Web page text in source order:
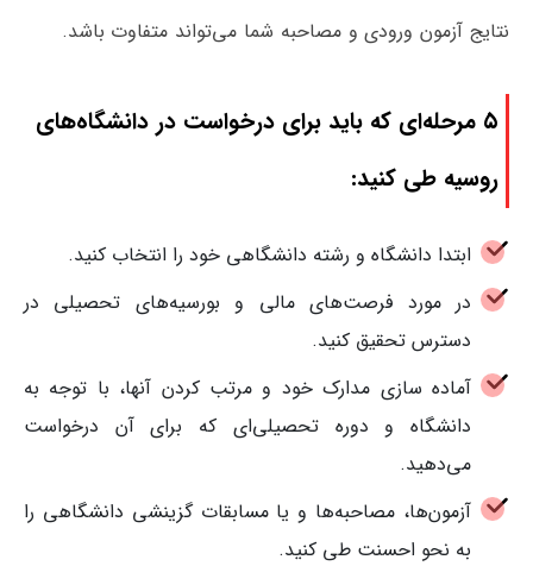
نتایج آزمون ورودی و مصاحبه شما می‌تواند متفاوت باشد.
۵ مرحله‌ای که باید برای درخواست در دانشگاه‌های
روسیه طی کنید:
ابتدا دانشگاه و رشته دانشگاهی خود را انتخاب کنید.
در مورد فرصت‌های مالی و بورسیه‌های تحصیلی در
دسترس تحقیق کنید.
آماده سازی مدارک خود و مرتب کردن آنها، با توجه به
دانشگاه و دوره تحصیلی‌ای که برای آن درخواست
می‌دهید.
آزمون‌ها، مصاحبه‌ها و یا مسابقات گزینشی دانشگاهی را
به نحو احسنت طی کنید.